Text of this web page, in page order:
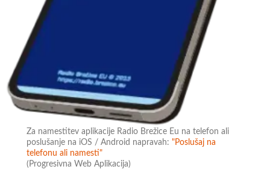
Za namestitev aplikacije Radio Brežice Eu na telefon ali
poslušanje na iOS / Android napravah:"Poslušaj na
telefonu ali namesti"
(Progresivna Web Aplikacija)